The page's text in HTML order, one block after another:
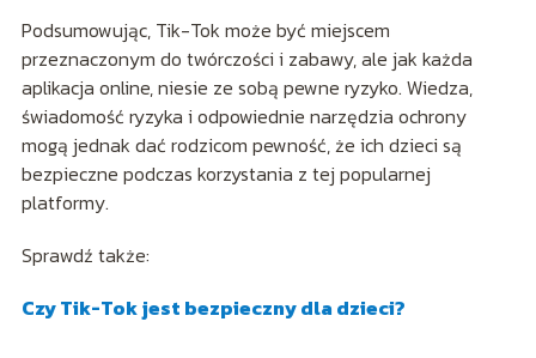
Podsumowując, Tik-Tok może być miejscem
przeznaczonym do twórczości i zabawy, ale jak każda
aplikacja online, niesie ze sobą pewne ryzyko. Wiedza,
świadomość ryzyka i odpowiednie narzędzia ochrony
mogą jednak dać rodzicom pewność, że ich dzieci są
bezpieczne podczas korzystania z tej popularnej
platformy.
Sprawdź także:
Czy Tik-Tok jest bezpieczny dla dzieci?